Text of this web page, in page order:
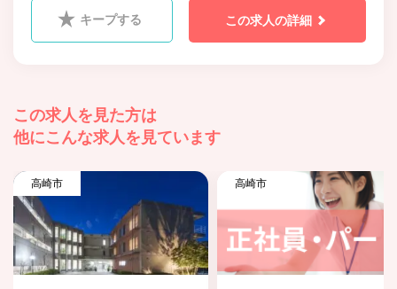
キープする この求人の詳細
この求人を見た方は
他にこんな求人を見ています
高崎市 高崎市